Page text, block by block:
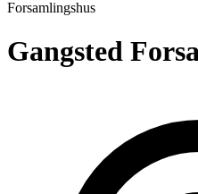
Forsamlingshus
Gangsted